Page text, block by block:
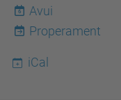
6
Avui
Properament
iCal